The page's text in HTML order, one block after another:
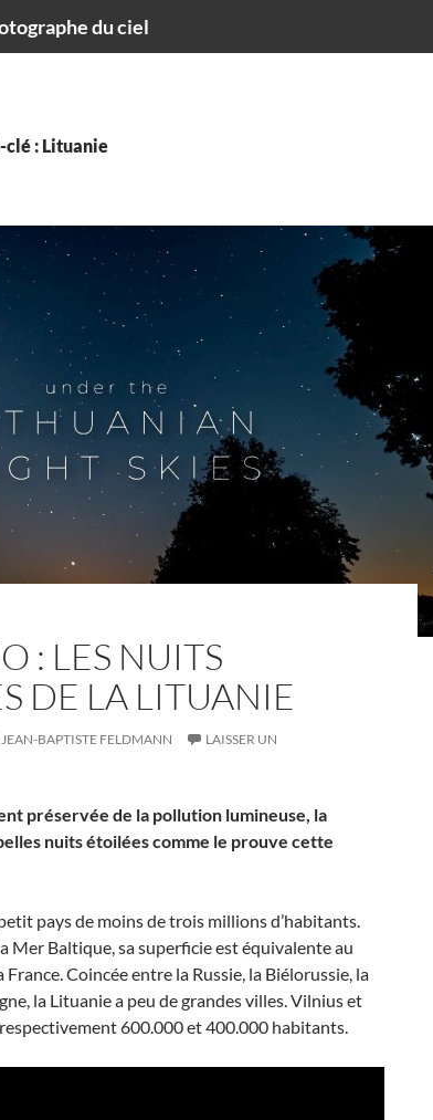
du ciel
: Lituanie
: LES NUITS
DE LA LITUANIE
JEAN-BAPTISTE FELDMANN
LAISSER UN
préservée de la pollution lumineuse, la
nuits étoilées comme le prouve cette
pays de moins de trois millions d’habitants.
Mer Baltique, sa superficie est équivalente au
France. Coincée entre la Russie, la Biélorussie, la
la Lituanie a peu de grandes villes. Vilnius et
600.000 et 400.000 habitants.